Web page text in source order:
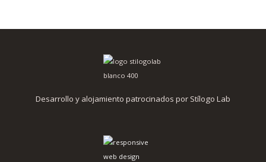
Desarrollo y alojamiento patrocinados por Stílogo Lab